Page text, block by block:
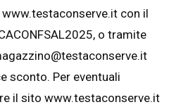
con il
o tramite
sconto. Per eventuali
il sito www.testaconserve.it